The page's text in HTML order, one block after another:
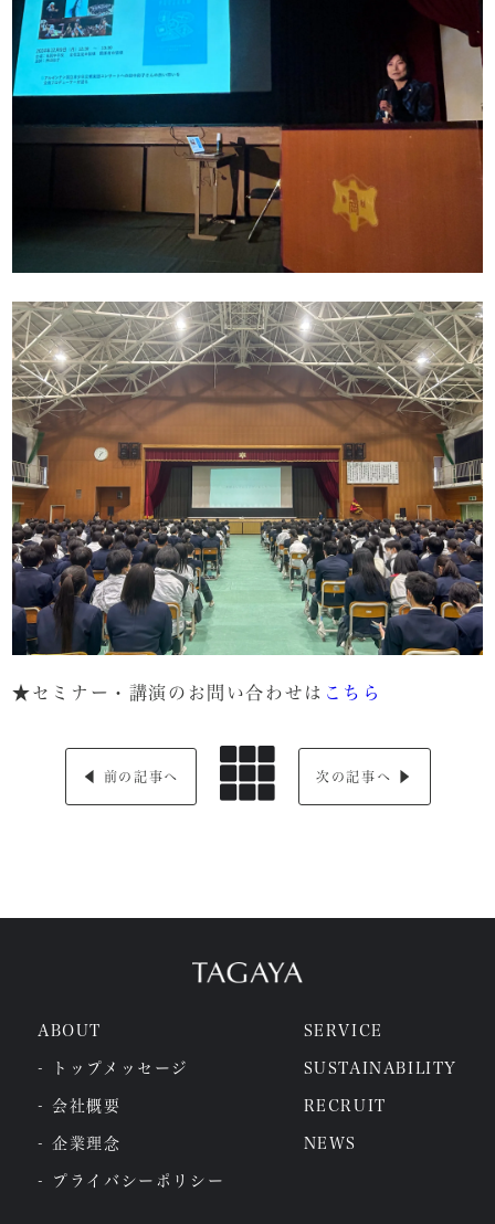
★セミナー・講演のお問い合わせは こちら
◀︎ 前の記事へ 次の記事へ ▶︎
ABOUT
- トップメッセージ
- 会社概要
- 企業理念
- プライバシーポリシー
SERVICE
SUSTAINABILITY
RECRUIT
NEWS